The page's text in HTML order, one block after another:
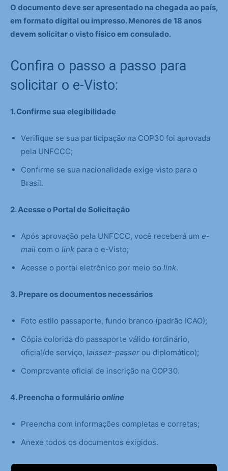
O documento deve ser apresentado na chegada ao país,
em formato digital ou impresso. Menores de 18 anos
devem solicitar o visto físico em consulado.
Confira o passo a passo para
solicitar o e-Visto:
1. Confirme sua elegibilidade
Verifique se sua participação na COP30 foi aprovada
pela UNFCCC;
Confirme se sua nacionalidade exige visto para o
Brasil.
2. Acesse o Portal de Solicitação
Após aprovação pela UNFCCC, você receberá um e-
mail com o link para o e-Visto;
Acesse o portal eletrônico por meio do link.
3. Prepare os documentos necessários
Foto estilo passaporte, fundo branco (padrão ICAO);
Cópia colorida do passaporte válido (ordinário,
oficial/de serviço, laissez-passer ou diplomático);
Comprovante oficial de inscrição na COP30.
4. Preencha o formulárioonline
Preencha com informações completas e corretas;
Anexe todos os documentos exigidos.
5. Envie a solicitação